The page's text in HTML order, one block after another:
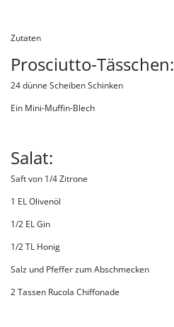
Zutaten
Prosciutto-Tässchen:
24 dünne Scheiben Schinken
Ein Mini-Muffin-Blech
Salat:
Saft von 1/4 Zitrone
1 EL Olivenöl
1/2 EL Gin
1/2 TL Honig
Salz und Pfeffer zum Abschmecken
2 Tassen Rucola Chiffonade